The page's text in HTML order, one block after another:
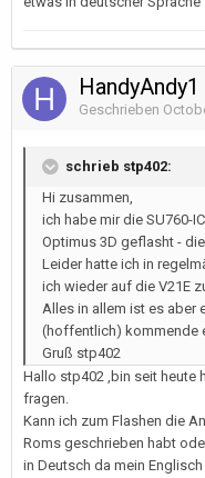
HandyAndy1
Geschrieben
schrieb stp402:
Hi zusammen,
ich habe mir die SU760-
Optimus 3D geflasht -
Leider hatte ich in
ich wieder auf die V21E
Alles in allem ist es aber
(hoffentlich) kommende
Gruß stp402
Hallo stp402 ,bin seit heute
fragen.
Kann ich zum Flashen die
Roms geschrieben habt
in Deutsch da mein